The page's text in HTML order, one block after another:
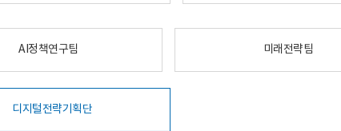
AI정책연구팀 미래전략팀
디지털전략기획단